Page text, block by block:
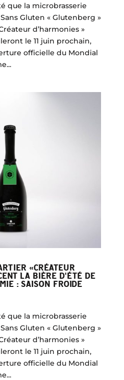
que la microbrasserie
Gluten « Glutenberg »
d’harmonies »
le 11 juin prochain,
officielle du Mondial
«CRÉATEUR
LA BIÈRE D'ÉTÉ DE
: SAISON FROIDE
que la microbrasserie
Gluten « Glutenberg »
d’harmonies »
le 11 juin prochain,
officielle du Mondial